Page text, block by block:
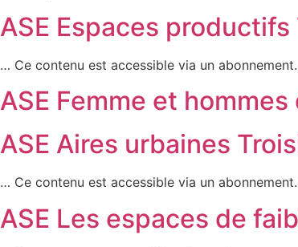
ASE Espaces productifs
… Ce contenu est accessible via un
ASE Femme et
ASE Aires urbaines
… Ce contenu est accessible via un
ASE Les espaces de